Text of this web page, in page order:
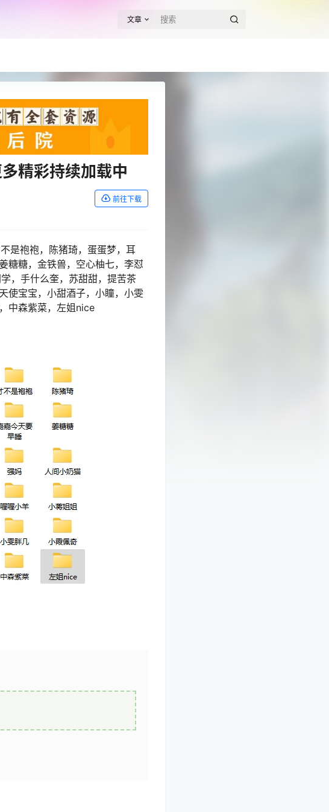
文章
精彩持续加载中
前往下载
是袍袍，陈猪琦，蛋蛋梦，耳
糖糖，金铁兽，空心柚七，李怼
，手什么奎，苏甜甜，提苦茶
使宝宝，小甜酒子，小瞳，小雯
中森紫菜，左姐nice